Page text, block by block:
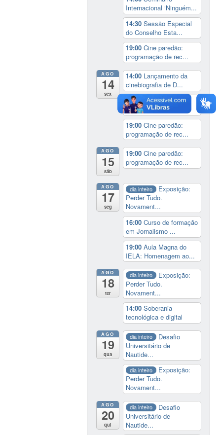
Internacional ‘Ninguém...
14:30Sessão Especial
do Conselho Esta...
19:00Cine paredão:
programação de rec...
AGO
14
sex
14:00 Lançamento da
cinebiografia de D...
14:30 Aula inaugural:
China, de país m...
19:00Cine paredão:
programação de rec...
AGO
15
sáb
19:00Cine paredão:
programação de rec...
AGO
17
seg
dia inteiro
Exposição:
Perder Tudo.
Novament...
16:00Curso de formação
em Jornalismo ...
19:00Aula Magna do
IELA: Homenagem ao...
AGO
18
ter
dia inteiro
Exposição:
Perder Tudo.
Novament...
14:00Soberania
tecnológica e digital
AGO
19
qua
dia inteiro
Desafio
Universitário de
Nautide...
dia inteiro
Exposição:
Perder Tudo.
Novament...
AGO
20
qui
dia inteiro
Desafio
Universitário de
Nautide...